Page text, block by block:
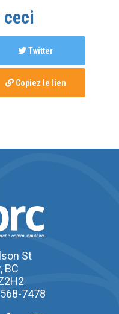
Twitter
Copiez le lien
St
BC
7478